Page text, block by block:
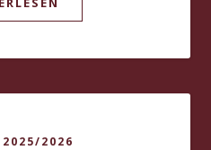
2025/2026